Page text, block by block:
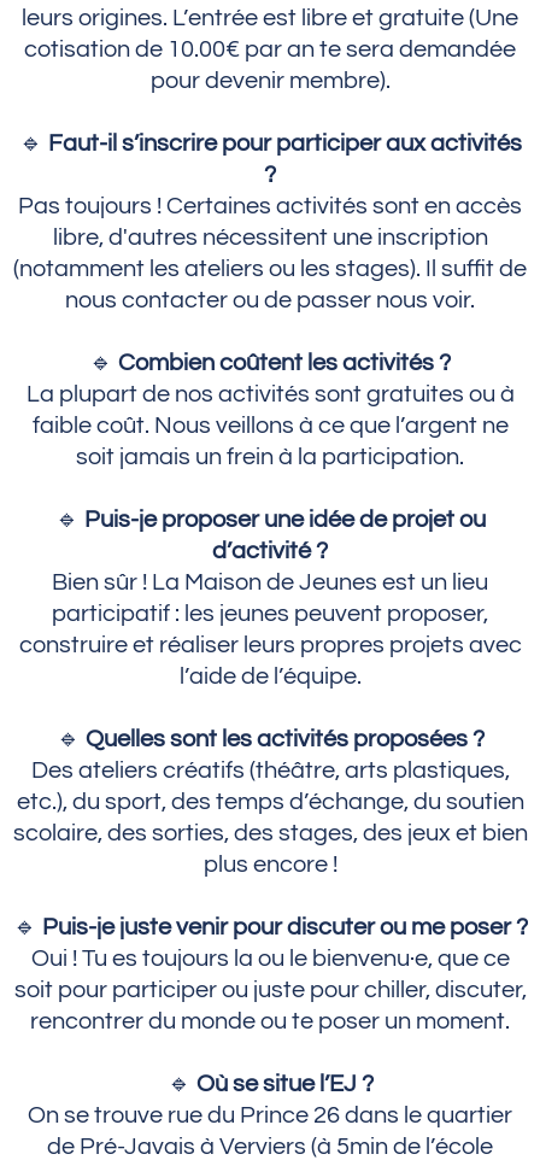
leurs origines. L’entrée est libre et gratuite (Une
cotisation de 10.00€ par an te sera demandée
pour devenir membre).
🔹
Faut-il s’inscrire pour participer aux activités
?
Pas toujours ! Certaines activités sont en accès
libre, d'autres nécessitent une inscription
(notamment les ateliers ou les stages). Il suffit de
nous contacter ou de passer nous voir.
🔹 Combien coûtent les activités ?
La plupart de nos activités sont gratuites ou à
faible coût. Nous veillons à ce que l’argent ne
soit jamais un frein à la participation.
🔹
Puis-je proposer une idée de projet ou
d’activité ?
Bien sûr ! La Maison de Jeunes est un lieu
participatif : les jeunes peuvent proposer,
construire et réaliser leurs propres projets avec
l’aide de l’équipe.
🔹 Quelles sont les activités proposées ?
Des ateliers créatifs (théâtre, arts plastiques,
etc.), du sport, des temps d’échange, du soutien
scolaire, des sorties, des stages, des jeux et bien
plus encore !
🔹
Puis-je juste venir pour discuter ou me poser ?
Oui ! Tu es toujours la ou le bienvenu·e, que ce
soit pour participer ou juste pour chiller, discuter,
rencontrer du monde ou te poser un moment.
🔹 Où se situe l’EJ ?
On se trouve rue du Prince 26 dans le quartier
de Pré-Javais à Verviers (à 5min de l’école